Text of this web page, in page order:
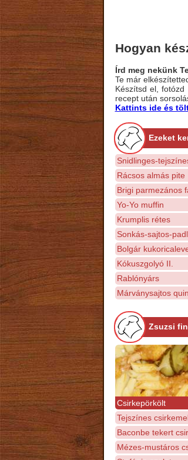
Hogyan
Írd meg nekünk
Te már
Készítsd el,
recept után
Kattints ide és
Ezeket
Snidlinges-
Rácsos almás pite
Brigi parmezános
Yo-Yo muffin
Krumplis rétes
Sonkás-sajtos-
Bolgár
Kókuszgolyó II.
Rablónyárs
Márványsajtos
Zsuzsi
Csirkepörkölt
Tejszínes
Baconbe tekert
Mézes-mustáros